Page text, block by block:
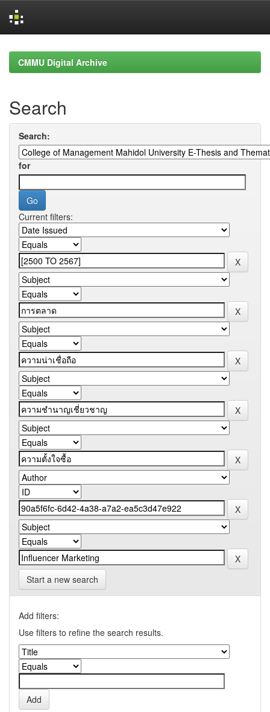
navigationCMMU Digital Archive
Search
Search:
for
Current filters:
Start a new search
Add filters:
Use filters to refine the search results.